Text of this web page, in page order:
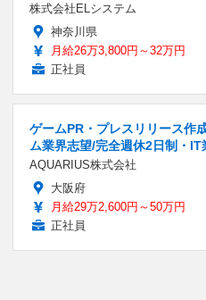
株式会社ELシステム
神奈川県
月給26万3,800円～32万円
正社員
ゲームPR・プレスリリース作
ム業界志望/完全週休2日制・IT
AQUARIUS株式会社
大阪府
月給29万2,600円～50万円
正社員